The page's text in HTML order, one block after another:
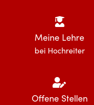
Meine Lehre
bei Hochreiter
Offene Stellen